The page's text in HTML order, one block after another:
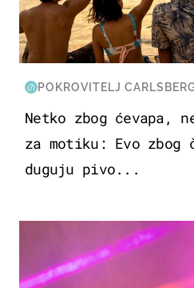
POKROVITELJ
Netko zbog ćevapa,
za motiku: Evo zbog
duguju pivo...
KULTURA & ZABAVA